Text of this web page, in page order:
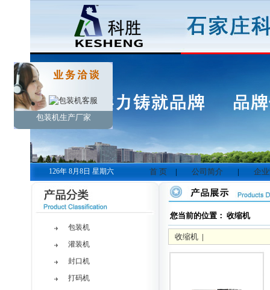
包装机生产厂家
126年 8月8日 星期六 首 页 | 公司简介 | 企
包装机
灌装机
封口机
打码机
您当前的位置： 收缩机
收缩机 |